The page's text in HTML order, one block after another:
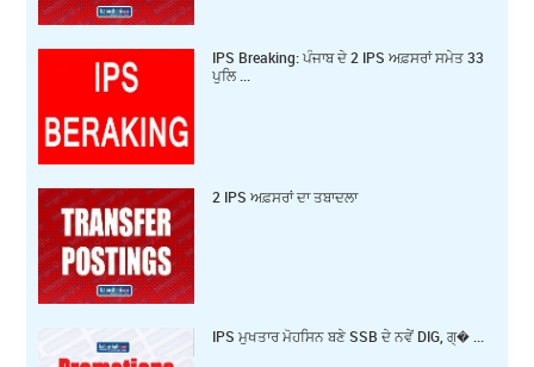
IPS Breaking: ਪੰਜਾਬ ਦੇ 2 IPS ਅਫ਼ਸਰਾਂ ਸਮੇਤ 33
ਪੁਲਿ ...
2 IPS ਅਫ਼ਸਰਾਂ ਦਾ ਤਬਾਦਲਾ
IPS ਮੁਖਤਾਰ ਮੋਹਸਿਨ ਬਣੇ SSB ਦੇ ਨਵੇਂ DIG, ਗ੍� ...